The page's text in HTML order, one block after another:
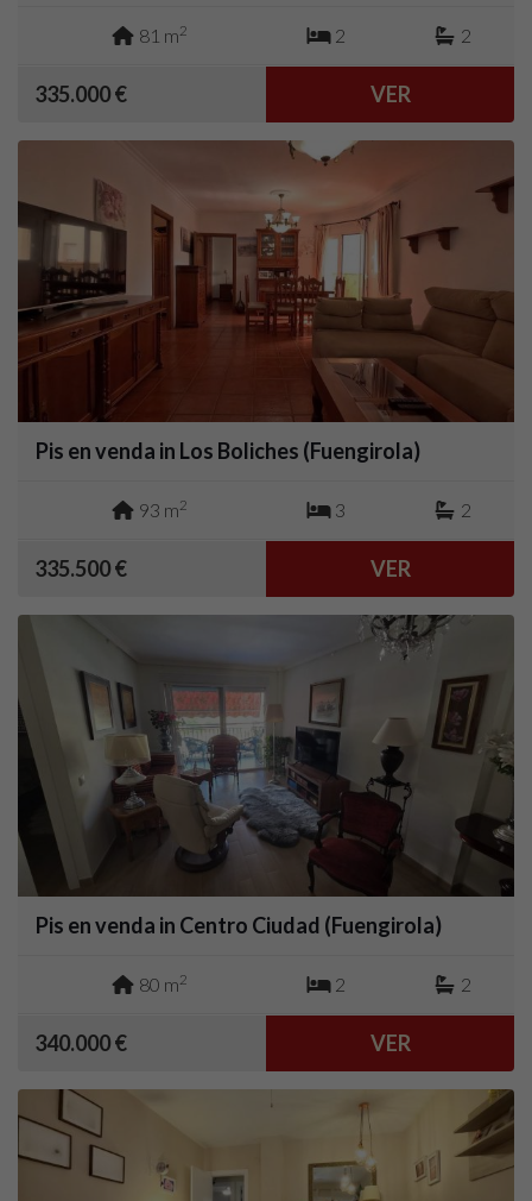
81 m2 2 2
335.000 € VER
Pis en venda in Los Boliches (Fuengirola)
93 m2 3 2
335.500 € VER
Pis en venda in Centro Ciudad (Fuengirola)
80 m2 2 2
340.000 € VER